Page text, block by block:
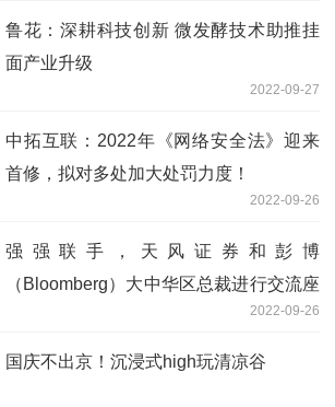
鲁花：深耕科技创新 微发酵技术助推挂
面产业升级
2022-09-27
中拓互联：2022年《网络安全法》迎来
首修，拟对多处加大处罚力度！
2022-09-26
强强联手，天风证券和彭博
（Bloomberg）大中华区总裁进行交流座
2022-09-26
国庆不出京！沉浸式high玩清凉谷